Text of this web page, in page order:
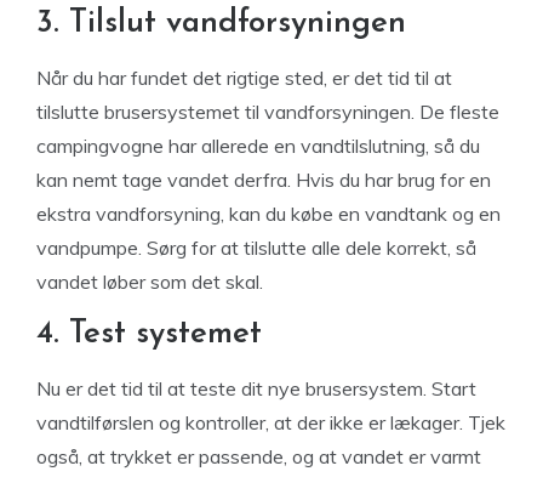
3. Tilslut vandforsyningen
Når du har fundet det rigtige sted, er det tid til at
tilslutte brusersystemet til vandforsyningen. De fleste
campingvogne har allerede en vandtilslutning, så du
kan nemt tage vandet derfra. Hvis du har brug for en
ekstra vandforsyning, kan du købe en vandtank og en
vandpumpe. Sørg for at tilslutte alle dele korrekt, så
vandet løber som det skal.
4. Test systemet
Nu er det tid til at teste dit nye brusersystem. Start
vandtilførslen og kontroller, at der ikke er lækager. Tjek
også, at trykket er passende, og at vandet er varmt